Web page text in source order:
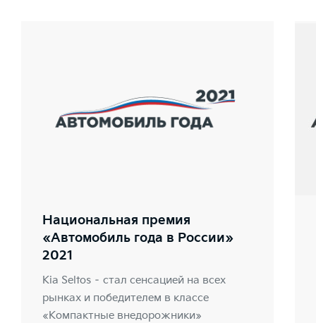
Национальная премия
«Автомобиль года в России»
2021
Kia Seltos – стал сенсацией на всех
рынках и победителем в классе
«Компактные внедорожники»